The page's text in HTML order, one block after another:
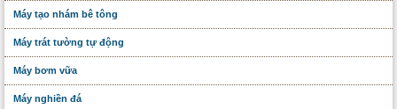
Máy tạo nhám bê tông
Máy trát tường tự động
Máy bơm vữa
Máy nghiền đá